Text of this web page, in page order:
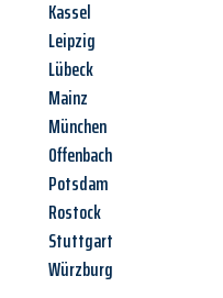
Kassel
Leipzig
Lübeck
Mainz
München
Offenbach
Potsdam
Rostock
Stuttgart
Würzburg